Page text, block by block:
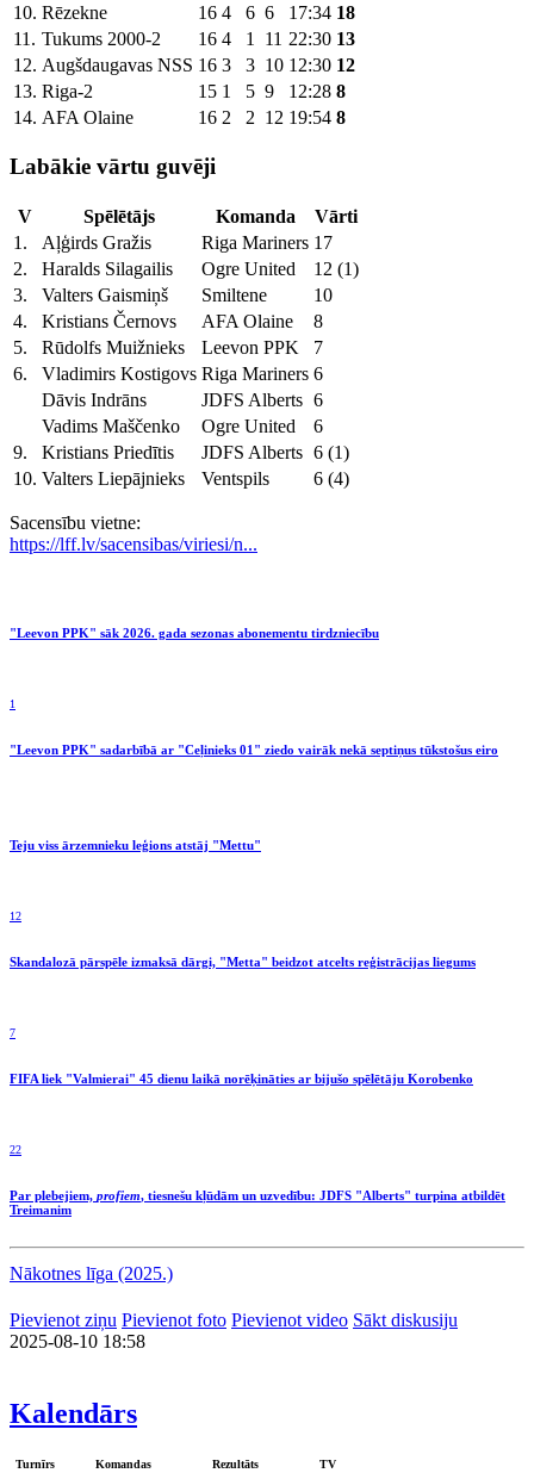
10. Rēzekne 16 4 6 6 17:34 18
11. Tukums 2000-2 16 4 1 11 22:30 13
12. Augšdaugavas NSS 16 3 3 10 12:30 12
13. Riga-2 15 1 5 9 12:28 8
14. AFA Olaine 16 2 2 12 19:54 8
Labākie vārtu guvēji
V Spēlētājs Komanda
Vārti
1.
Aļģirds Gražis Riga Mariners 17
2.
Haralds Silagailis Ogre United
12 (1)
3.
Valters Gaismiņš Smiltene
10
4.
Kristians Černovs AFA Olaine
8
5.
Rūdolfs Muižnieks Leevon PPK
7
6.
Vladimirs Kostigovs Riga Mariners 6
Dāvis Indrāns
JDFS Alberts 6
Vadims Maščenko
Ogre United
6
9.
Kristians Priedītis JDFS Alberts 6 (1)
10. Valters Liepājnieks Ventspils 6 (4)
Sacensību vietne:
https://lff.lv/sacensibas/viriesi/n...
"Leevon PPK" sāk 2026. gada sezonas abonementu tirdzniecību
1
"Leevon PPK" sadarbībā ar "Ceļinieks 01" ziedo vairāk nekā septiņus tūkstošus eiro
Teju viss ārzemnieku leģions atstāj "Mettu"
12
Skandalozā pārspēle izmaksā dārgi, "Metta" beidzot atcelts reģistrācijas liegums
7
FIFA liek "Valmierai" 45 dienu laikā norēķināties ar bijušo spēlētāju Korobenko
22
Par plebejiem, profiem, tiesnešu kļūdām un uzvedību: JDFS "Alberts" turpina atbildēt
Treimanim
Nākotnes līga (2025.)
Pievienot ziņu Pievienot foto Pievienot video Sākt diskusiju
2025-08-10 18:58
Kalendārs
Turnīrs Komandas Rezultāts TV